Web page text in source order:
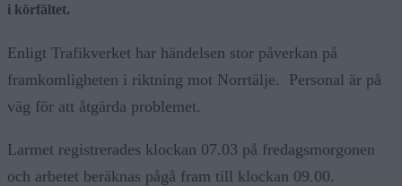
i körfältet.
Enligt Trafikverket har händelsen stor påverkan på
framkomligheten i riktning mot Norrtälje. Personal är på
väg för att åtgärda problemet.
Larmet registrerades klockan 07.03 på fredagsmorgonen
och arbetet beräknas pågå fram till klockan 09.00.